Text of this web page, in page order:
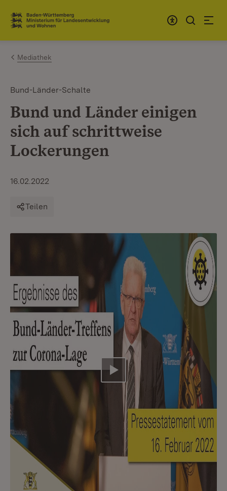
Zum Inhalt springen
Link zur Startseite
Mediathek
Bund-Länder-Schalte
Bund und Länder einigen
sich auf schrittweise
Lockerungen
16.02.2022
Teilen
Video abspielen